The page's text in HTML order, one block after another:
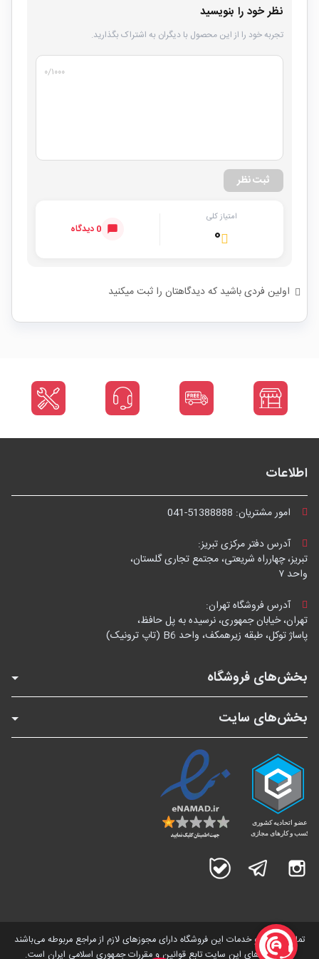
نظر خود را بنویسید
تجربه خود را از این محصول با دیگران به اشتراک بگذارید.
۰/۱۰۰۰
ثبت نظر
امتیاز کلی
۰ 0 دیدگاه
اولین فردی باشید که دیدگاهتان را ثبت میکنید
اطلاعات
امور مشتریان: 041-51388888
آدرس دفتر مرکزی تبریز:
تبریز، چهارراه شریعتی، مجتمع تجاری گلستان،
واحد ۷
آدرس فروشگاه تهران:
تهران، خیابان جمهوری، نرسیده به پل حافظ،
پاساژ توکل، طبقه زیرهمکف، واحد B6 (تاپ ترونیک)
بخش‌های فروشگاه
بخش‌های سایت
اینستاگرام تلگرام
تمامی کالاها و خدمات این فروشگاه دارای مجوز‌های لازم از مراجع مربوطه می‌باشند
و فعالیت های این سایت تابع قوانین و مقررات جمهوری اسلامی ایران است.